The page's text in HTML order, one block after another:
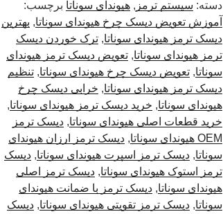
دسته: سیستم ترمز , هیوندای سوناتا برچسب:
آموزش تعویض دیسک چرخ هیوندای سوناتا, بهترین
دیسک ترمز هیوندای سوناتا, ترک خوردن دیسک
ترمز هیوندای سوناتا, تعویض دیسک ترمز هیوندای
سوناتا, تعویض دیسک چرخ هیوندای سوناتا, تنظیم
دیسک ترمز هیوندای سوناتا, خرابی دیسک چرخ
هیوندای سوناتا, خرید دیسک ترمز هیوندای سوناتا,
خرید قطعات اصلی هیوندای سوناتا, دیسک ترمز
OEM هیوندای سوناتا
, دیسک ترمز ارزان هیوندای
سوناتا, دیسک ترمز اسپرت هیوندای سوناتا, دیسک
ترمز استوک هیوندای سوناتا, دیسک ترمز اصلی
هیوندای سوناتا, دیسک ترمز با ضمانت هیوندای
سوناتا, دیسک ترمز تقویتی هیوندای سوناتا, دیسک